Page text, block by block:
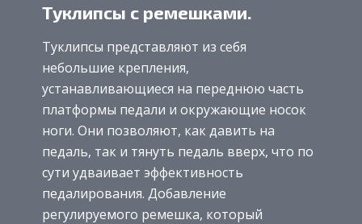
Туклипсы с ремешками.
Туклипсы представляют из себя
небольшие крепления,
устанавливающиеся на переднюю часть
платформы педали и окружающие носок
ноги. Они позволяют, как давить на
педаль, так и тянуть педаль вверх, что по
сути удваивает эффективность
педалирования. Добавление
регулируемого ремешка, который